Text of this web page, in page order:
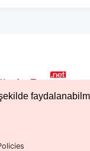
© 2023 Tüm Hakları